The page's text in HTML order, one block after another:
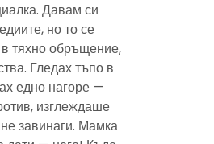
Давам си
но то се
в тяхно обръщение,
Гледах тъпо в
едно нагоре —
изглеждаше
завинаги. Мамка